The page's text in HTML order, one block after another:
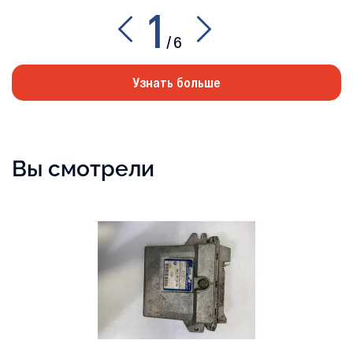
1 /6
Узнать больше
Вы смотрели